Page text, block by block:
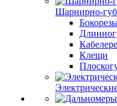
Шарнирно-
Клещи